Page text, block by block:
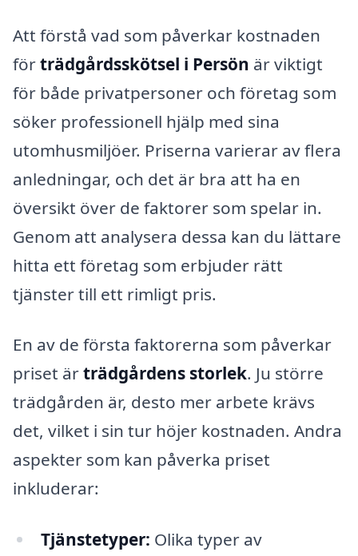
Att förstå vad som påverkar kostnaden
förträdgårdsskötsel i Persön är viktigt
för både privatpersoner och företag som
söker professionell hjälp med sina
utomhusmiljöer. Priserna varierar av flera
anledningar, och det är bra att ha en
översikt över de faktorer som spelar in.
Genom att analysera dessa kan du lättare
hitta ett företag som erbjuder rätt
tjänster till ett rimligt pris.
En av de första faktorerna som påverkar
priset ärträdgårdens storlek. Ju större
trädgården är, desto mer arbete krävs
det, vilket i sin tur höjer kostnaden. Andra
aspekter som kan påverka priset
inkluderar:
Tjänstetyper: Olika typer av